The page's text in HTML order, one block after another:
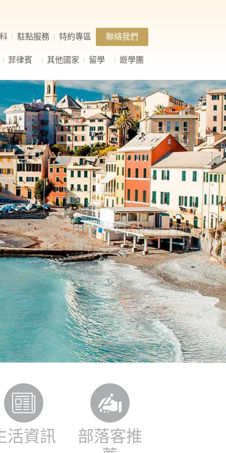
駐點服務 特約專區 聯絡我們
菲律賓 其他國家 留學 遊學團
活資訊
部落客推